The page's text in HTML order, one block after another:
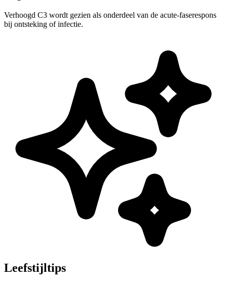
Verhoogd C3 wordt gezien als onderdeel van de acute-faserespons
bij ontsteking of infectie.
Leefstijltips